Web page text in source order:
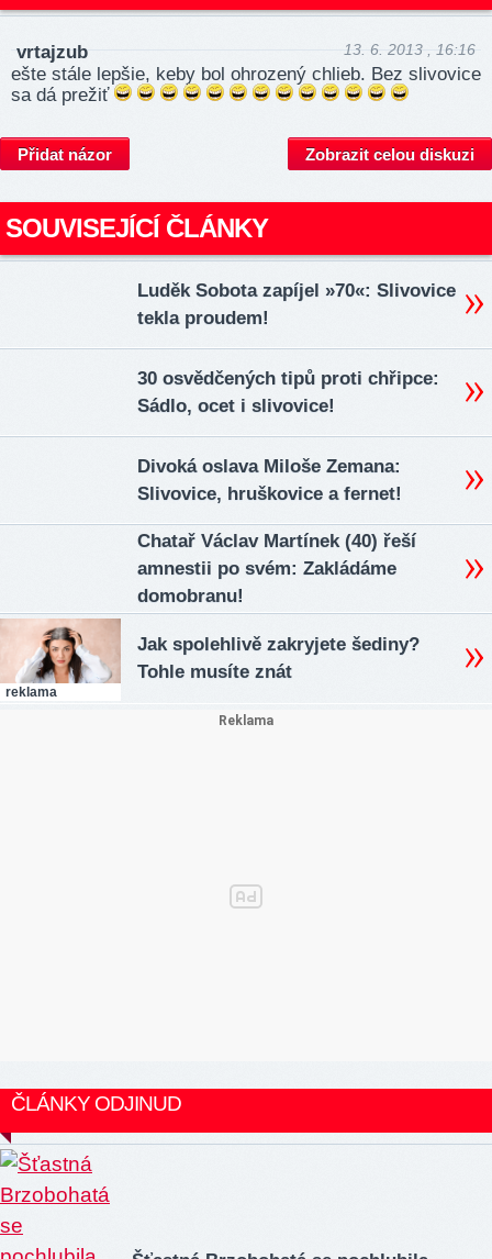
vrtajzub 13. 6. 2013 , 16:16
ešte stále lepšie, keby bol ohrozený chlieb. Bez slivovice
sa dá prežiť
Přidat názor Zobrazit celou diskuzi
SOUVISEJÍCÍ ČLÁNKY
Luděk Sobota zapíjel »70«: Slivovice
tekla proudem!
30 osvědčených tipů proti chřipce:
Sádlo, ocet i slivovice!
Divoká oslava Miloše Zemana:
Slivovice, hruškovice a fernet!
Chatař Václav Martínek (40) řeší
amnestii po svém: Zakládáme
domobranu!
reklama
Jak spolehlivě zakryjete šediny?
Tohle musíte znát
ČLÁNKY ODJINUD